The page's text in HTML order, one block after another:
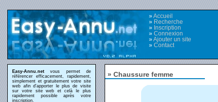
»Accueil
» Recherche
» Inscription
» Connexion
»Ajouter un site
» Contact
Easy-Annu.net vous permet de
référencer efficacement, rapidement,
simplement et gratuitement votre site
web afin d'apporter le plus de visite
sur votre site web et celà le plus
rapidement possible après votre
inscription.
» Chaussure femme